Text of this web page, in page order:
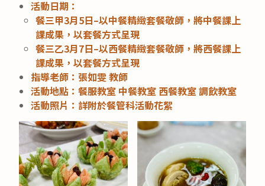
活動日期：
餐三甲3月5日–以中餐精緻套餐敬師，將中餐課上
課成果，以套餐方式呈現
餐三乙3月7日–以西餐精緻套餐敬師，將西餐課上
課成果，以套餐方式呈現
指導老師：張如雯 教師
活動地點：餐服教室 中餐教室 西餐教室 調飲教室
活動照片：詳附於餐管科活動花絮